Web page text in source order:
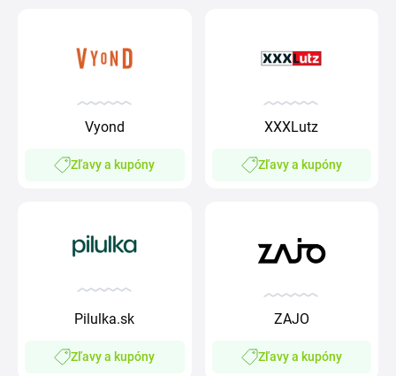
Vyond
Zľavy a kupóny
XXXLutz
Zľavy a kupóny
Pilulka.sk
Zľavy a kupóny
ZAJO
Zľavy a kupóny